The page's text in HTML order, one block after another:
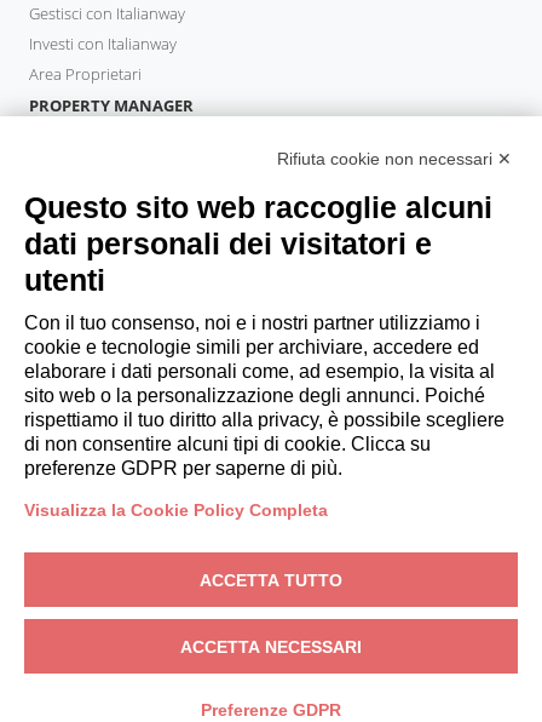
Gestisci con Italianway
Investi con Italianway
Area Proprietari
PROPERTY MANAGER
OSPITI
Prenota un soggiorno
Soggiorni lunghi
Esperienze per gli ospiti
Sconti per gli ospiti
Convenzioni per Aziende
booking@italianway.house
+390286882952
P.IVA: 08839180968 - PMI Innovativa
Privacy-Condizioni-Cookies-Whistleblowing
Rifiuta cookie non necessari ✕
Questo sito web raccoglie alcuni
dati personali dei visitatori e
utenti
Con il tuo consenso, noi e i nostri partner utilizziamo i
cookie e tecnologie simili per archiviare, accedere ed
elaborare i dati personali come, ad esempio, la visita al
sito web o la personalizzazione degli annunci. Poiché
rispettiamo il tuo diritto alla privacy, è possibile scegliere
di non consentire alcuni tipi di cookie. Clicca su
preferenze GDPR per saperne di più.
Visualizza la Cookie Policy Completa
ACCETTA TUTTO
ACCETTA NECESSARI
Preferenze GDPR